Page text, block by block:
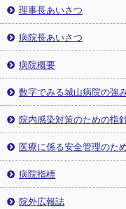
理事長あいさつ
病院長あいさつ
病院概要
数字でみる城山病院の強
院内感染対策のための指
医療に係る安全管理のた
病院指標
院外広報誌